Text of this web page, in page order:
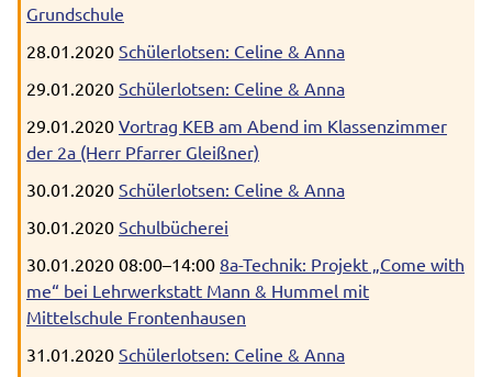
Grundschule
28.01.2020 Schülerlotsen: Celine & Anna
29.01.2020 Schülerlotsen: Celine & Anna
29.01.2020 Vortrag KEB am Abend im Klassenzimmer
der 2a (Herr Pfarrer Gleißner)
30.01.2020 Schülerlotsen: Celine & Anna
30.01.2020 Schulbücherei
30.01.2020 08:00–14:00 8a-Technik: Projekt „Come with
me“ bei Lehrwerkstatt Mann & Hummel mit
Mittelschule Frontenhausen
31.01.2020 Schülerlotsen: Celine & Anna